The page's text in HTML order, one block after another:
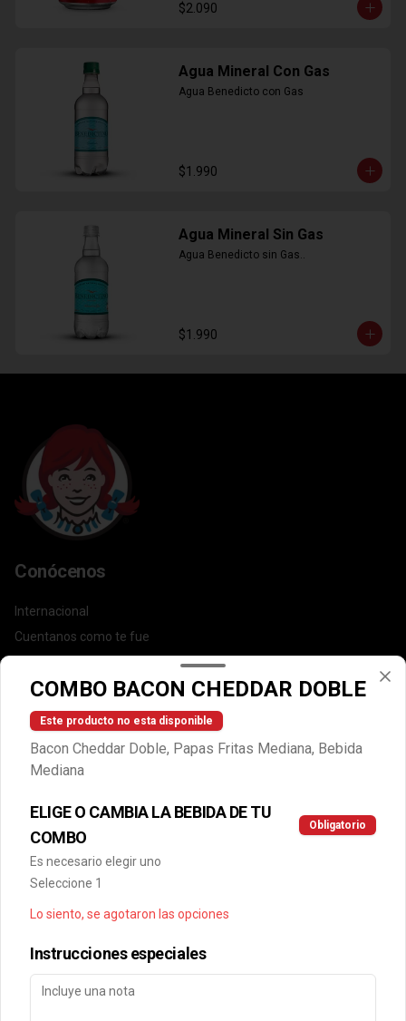
$2.090
Agua Mineral Con Gas
Agua Benedicto con Gas
$1.990
Agua Mineral Sin Gas
Agua Benedicto sin Gas..
$1.990
Conócenos
Internacional
Cuentanos como te fue
Trabaja con nosotros
Escríbenos por WhatsApp: +56950183243
Locales
Política de privacidad
Redes sociales
Facebook
Mi cuenta
COMBO BACON CHEDDAR DOBLE
Este producto no esta disponible
Bacon Cheddar Doble, Papas Fritas Mediana, Bebida
Mediana
ELIGE O CAMBIA LA BEBIDA DE TU
COMBO
Obligatorio
Es necesario elegir uno
Seleccione 1
Lo siento, se agotaron las opciones
Instrucciones especiales